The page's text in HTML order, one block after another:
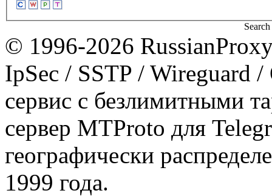
© 1996-2026
IpSec / SSTP / Wireguard
сервис с безлимитными
сервер MTProto для
географически
1999 года.